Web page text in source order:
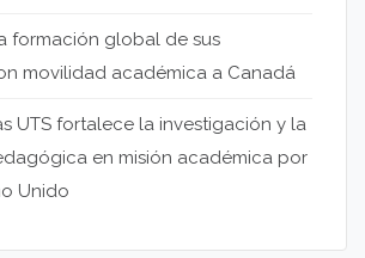
formación global de sus
movilidad académica a Canadá
UTS fortalece la investigación y la
en misión académica por
Unido